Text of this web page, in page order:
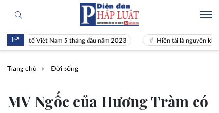
tế Việt Nam 5 tháng đầu năm 2023 Hiền tài là nguyên khí Quốc
Trang chủ Đời sống
MV Ngốc của Hương Tràm có